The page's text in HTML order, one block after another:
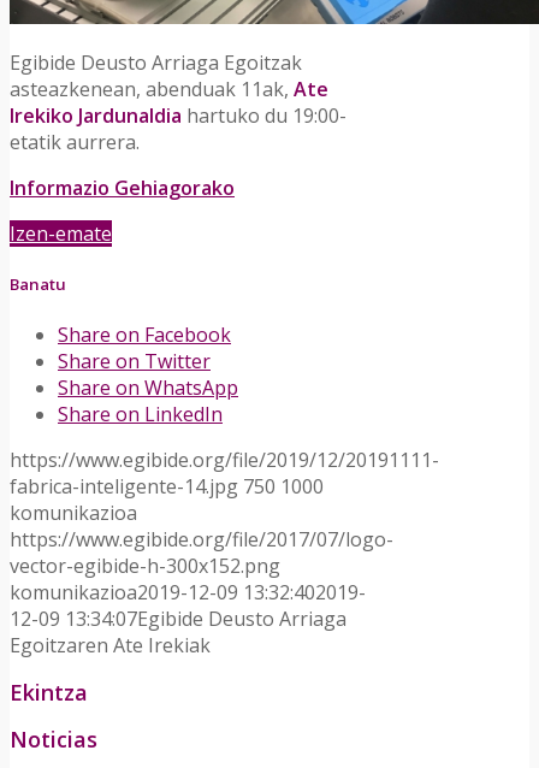
Egibide Deusto Arriaga Egoitzak
asteazkenean, abenduak 11ak, Ate
Irekiko Jardunaldia hartuko du 19:00-
etatik aurrera.
Informazio Gehiagorako
Izen-emate
Banatu
Share on Facebook
Share on Twitter
Share on WhatsApp
Share on LinkedIn
https://www.egibide.org/file/2019/12/20191111-
fabrica-inteligente-14.jpg 750 1000
komunikazioa
https://www.egibide.org/file/2017/07/logo-
vector-egibide-h-300x152.png
komunikazioa2019-12-09 13:32:402019-
12-09 13:34:07Egibide Deusto Arriaga
Egoitzaren Ate Irekiak
Ekintza
Noticias